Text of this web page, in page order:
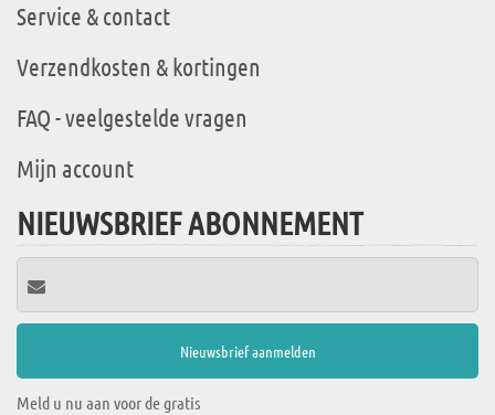
Service & contact
Verzendkosten & kortingen
FAQ - veelgestelde vragen
Mijn account
NIEUWSBRIEF ABONNEMENT
Meld u nu aan voor de gratis